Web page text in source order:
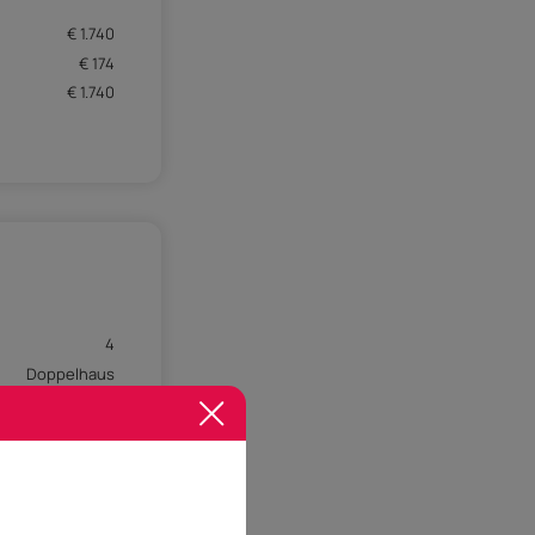
€ 1.740
€ 174
€ 1.740
4
Doppelhaus